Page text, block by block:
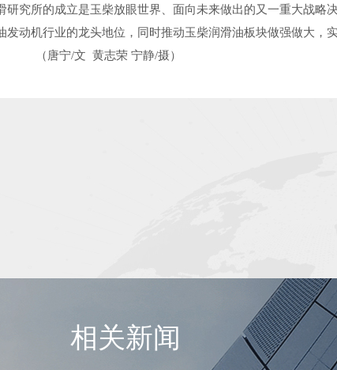
究所的成立是玉柴放眼世界、面向未来做出的又一重大战略
动机行业的龙头地位，同时推动玉柴润滑油板块做强做大，实
荣 宁静/摄）
相关新闻